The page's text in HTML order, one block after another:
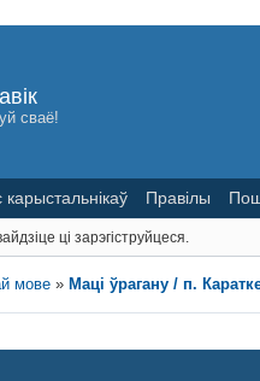
сваё!
карыстальнікаў Правілы
ці зарэгіструйцеся.
мове » Мацi ўрагану / п.